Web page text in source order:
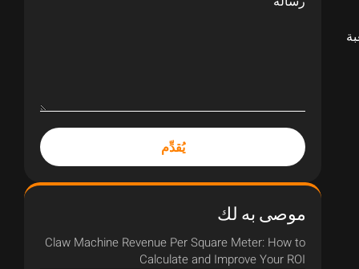
يُقدِّم
موصى به لك
Claw Machine Revenue Per Square Meter: How to
Calculate and Improve Your ROI